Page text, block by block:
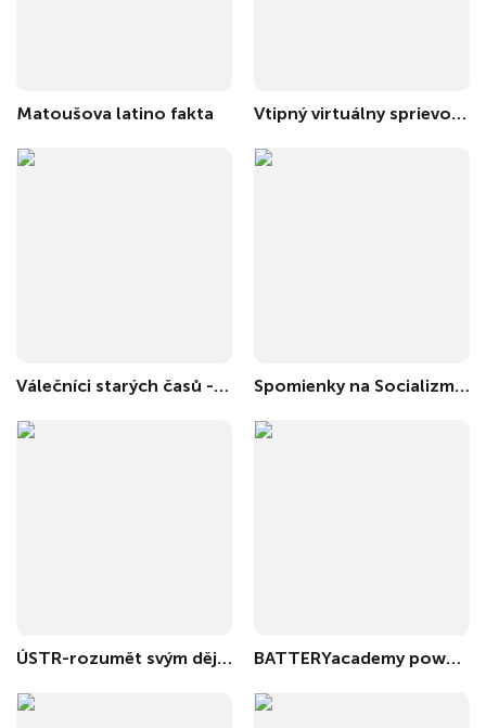
Matoušova latino fakta Vtipný virtuálny sprievodca Ľubovnianskym múzeom
Válečníci starých časů - Rozhovory Válečníků Spomienky na Socializmus
ÚSTR-rozumět svým dějinám BATTERYacademy powered by InoBat